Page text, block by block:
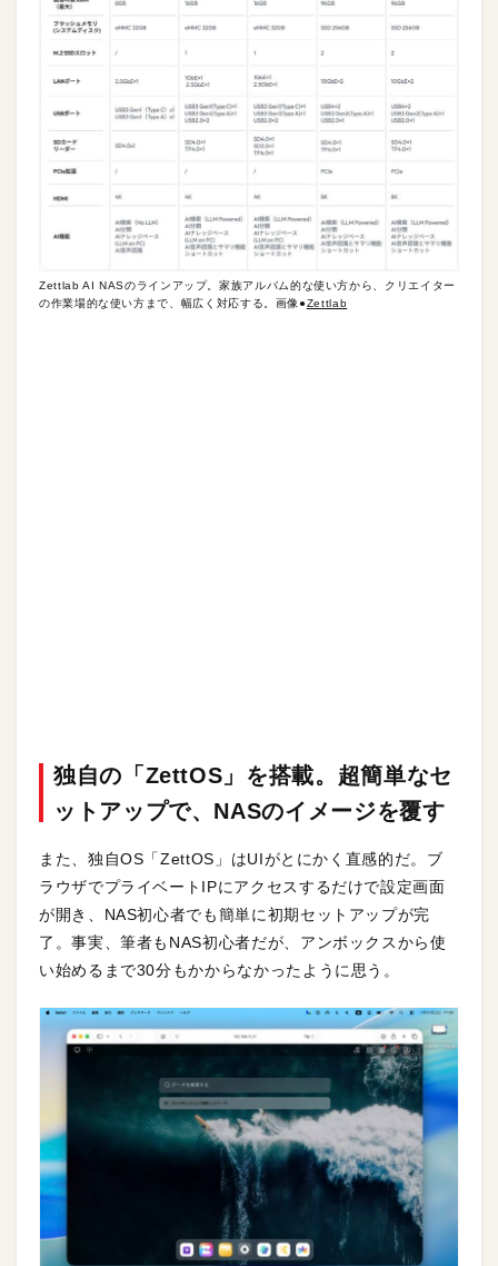
Zettlab AI NASのラインアップ。家族アルバム的な使い方から、クリエイター
の作業場的な使い方まで、幅広く対応する。画像●Zettlab
独自の「ZettOS」を搭載。超簡単なセ
ットアップで、NASのイメージを覆す
また、独自OS「ZettOS」はUIがとにかく直感的だ。ブ
ラウザでプライベートIPにアクセスするだけで設定画面
が開き、NAS初心者でも簡単に初期セットアップが完
了。事実、筆者もNAS初心者だが、アンボックスから使
い始めるまで30分もかからなかったように思う。